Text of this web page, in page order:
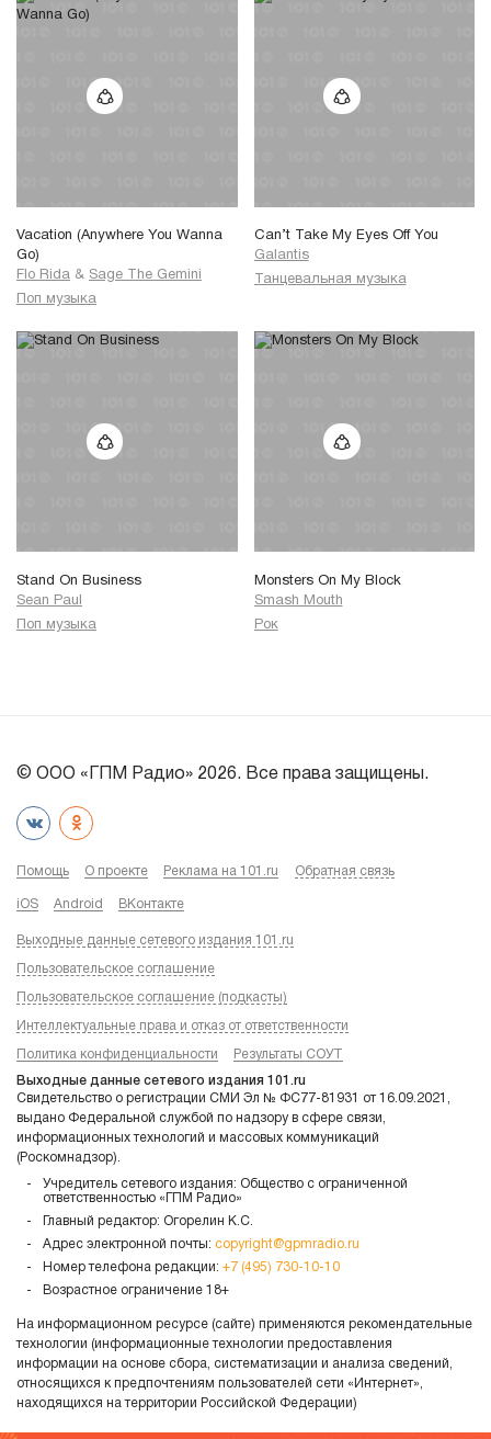
Vacation (Anywhere You Wanna
Go)
Flo Rida & Sage The Gemini
Поп музыка
Can’t Take My Eyes Off You
Galantis
Танцевальная музыка
Stand On Business
Sean Paul
Поп музыка
Monsters On My Block
Smash Mouth
Рок
© ООО «ГПМ Радио» 2026. Все права защищены.
Помощь О проекте Реклама на 101.ru Обратная связь
iOS Android ВКонтакте
Выходные данные сетевого издания 101.ru
Пользовательское соглашение
Пользовательское соглашение (подкасты)
Интеллектуальные права и отказ от ответственности
Политика конфиденциальности Результаты СОУТ
Выходные данные сетевого издания 101.ru
Свидетельство о регистрации СМИ Эл № ФС77-81931 от 16.09.2021,
выдано Федеральной службой по надзору в сфере связи,
информационных технологий и массовых коммуникаций
(Роскомнадзор).
Учредитель сетевого издания: Общество с ограниченной
ответственностью «ГПМ Радио»
Главный редактор: Огорелин К.С.
Адрес электронной почты: copyright@gpmradio.ru
Номер телефона редакции: +7 (495) 730-10-10
Возрастное ограничение 18+
На информационном ресурсе (сайте) применяются рекомендательные
технологии (информационные технологии предоставления
информации на основе сбора, систематизации и анализа сведений,
относящихся к предпочтениям пользователей сети «Интернет»,
находящихся на территории Российской Федерации)